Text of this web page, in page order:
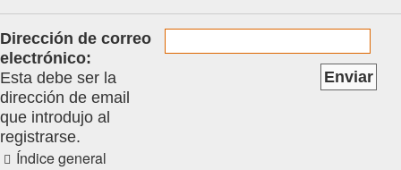
Dirección de correo
electrónico:
Esta debe ser la
dirección de email
que introdujo al
registrarse.
Índice general